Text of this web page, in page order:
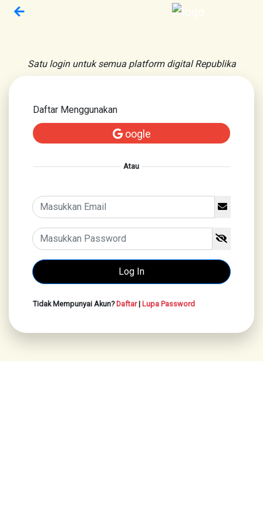
Satu login untuk semua platform digital Republika
Daftar Menggunakan
oogle
Atau
Tidak Mempunyai Akun?Daftar| Lupa Password